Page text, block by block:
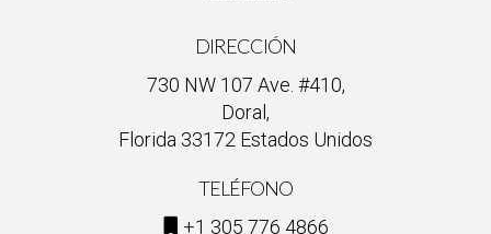
DIRECCIÓN
730 NW 107 Ave. #410,
Doral,
Florida 33172 Estados Unidos
TELÉFONO
+1 305 776 4866